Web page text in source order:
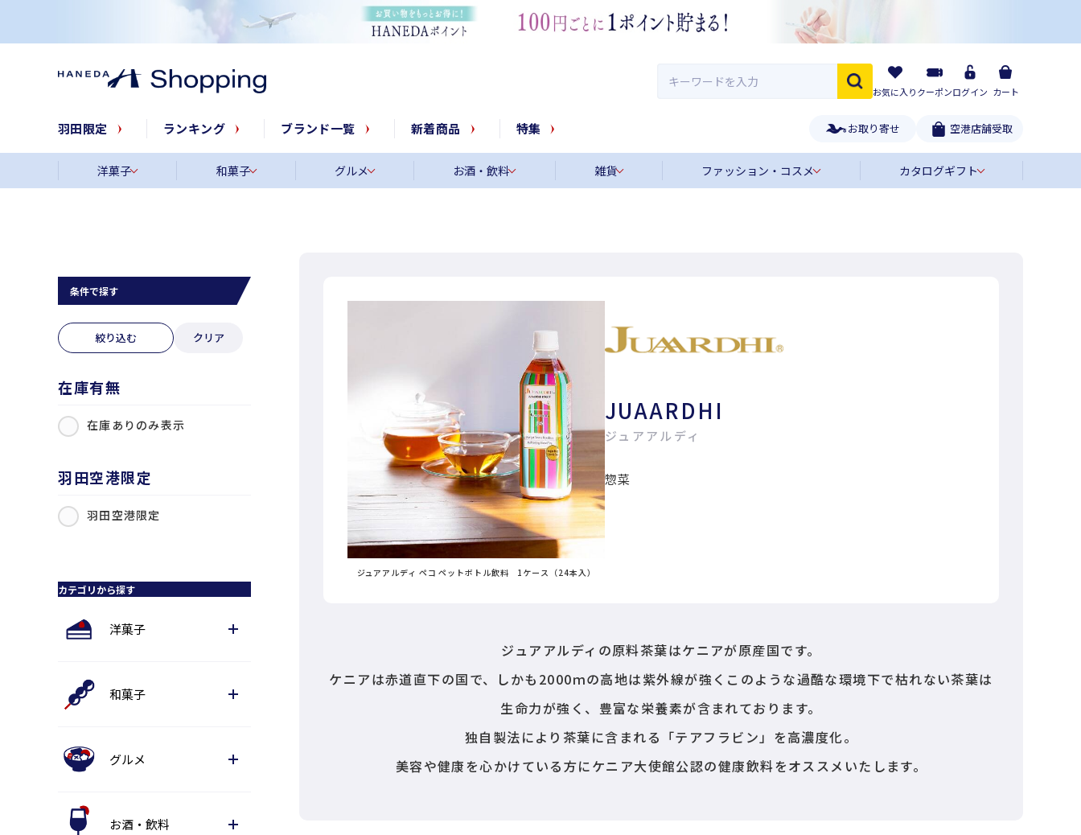
お気に入りクーポンログイン カート
羽田限定 ランキング ブランド一覧 新着商品 特集 お取り寄せ 空港店舗受取
洋菓子 和菓子 グルメ お酒・飲料 雑貨 ファッション・コスメ カタログギフト
条件で探す
絞り込む クリア
在庫有無
在庫ありのみ表示
羽田空港限定
羽田空港限定
カテゴリから探す
洋菓子
和菓子
グルメ
お酒・飲料
ジュアアルディ ペコ ペットボトル飲料 1ケース（24本入）
JUAARDHI
ジュアアルディ
惣菜
ジュアアルディの原料茶葉はケニアが原産国です。
ケニアは赤道直下の国で、しかも2000ｍの高地は紫外線が強くこのような過酷な環境下で枯れない茶葉は
生命力が強く、豊富な栄養素が含まれております。
独自製法により茶葉に含まれる「テアフラビン」を高濃度化。
美容や健康を心かけている方にケニア大使館公認の健康飲料をオススメいたします。